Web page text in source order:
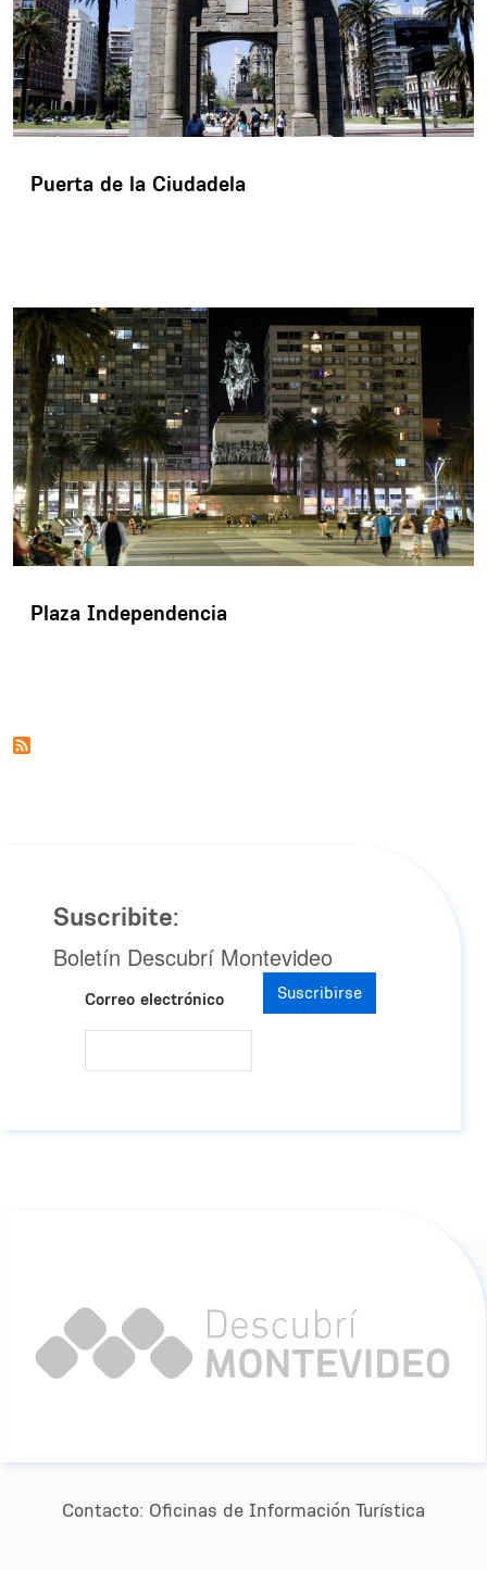
Puerta de la Ciudadela
Plaza Independencia
Suscribite:
Boletín Descubrí Montevideo
Correo electrónico Suscribirse
Contacto: Oﬁcinas de Información Turística